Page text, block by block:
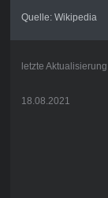
Quelle: Wikipedia
letzte
18.08.2021